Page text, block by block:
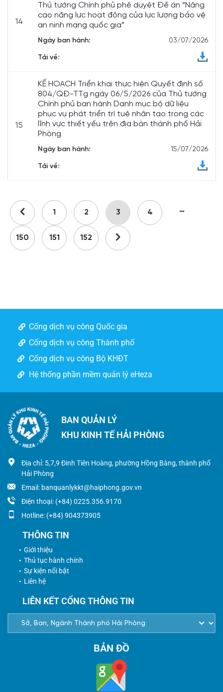
14
Thủ tướng Chính phủ phê duyệt Đề án “Nâng
cao năng lực hoạt động của lực lượng bảo vệ
an ninh mạng quốc gia”
Ngày ban hành: 03/07/2026
Tải về:
15
KẾ HOẠCH Triển khai thực hiện Quyết định số
804/QĐ-TTg ngày 06/5/2026 của Thủ tướng
Chính phủ ban hành Danh mục bộ dữ liệu
phục vụ phát triển trí tuệ nhân tạo trong các
lĩnh vực thiết yếu trên địa bàn thành phố Hải
Phòng
Ngày ban hành: 15/07/2026
Tải về:
1 2 3 4 …
150 151 152
Cổng dịch vụ công Quốc gia
Cổng dịch vụ công Thành phố
Cổng dịch vụ công Bộ KHĐT
Hệ thống phần mềm quản lý eHeza
BAN QUẢN LÝ
KHU KINH TẾ HẢI PHÒNG
Địa chỉ: 5,7,9 Đinh Tiên Hoàng, phường Hồng Bàng, thành phố
Hải Phòng
Email: banquanlykkt@haiphong.gov.vn
Điện thoại: (+84) 0225.356.9170
Hotline: (+84) 904373905
THÔNG TIN
Giới thiệu
Thủ tục hành chính
Sự kiện nổi bật
Liên hệ
LIÊN KẾT CỔNG THÔNG TIN
BẢN ĐỒ